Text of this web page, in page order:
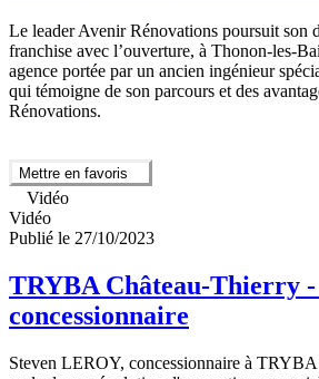
Le leader Avenir Rénovations poursuit son
franchise avec l’ouverture, à Thonon-les-
agence portée par un ancien ingénieur
qui témoigne de son parcours et des
Rénovations.
Mettre en favoris
Vidéo
Vidéo
Publié le 27/10/2023
TRYBA Château-Thierry
concessionnaire
Steven LEROY, concessionnaire à